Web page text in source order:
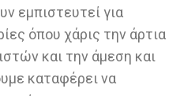
εμπιστευτεί για
όπου χάρις την άρτια
και την άμεση και
καταφέρει να